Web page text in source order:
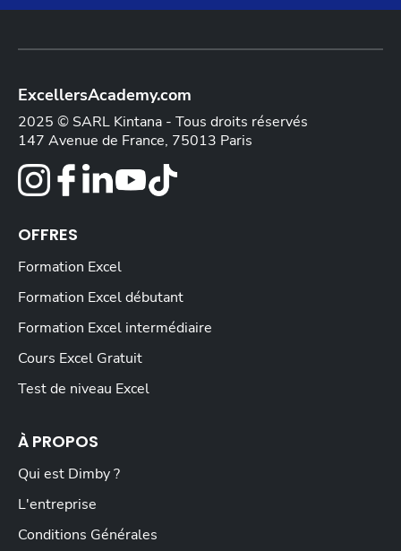
ExcellersAcademy.com
2025 © SARL Kintana - Tous droits réservés
147 Avenue de France, 75013 Paris
OFFRES
Formation Excel
Formation Excel débutant
Formation Excel intermédiaire
Cours Excel Gratuit
Test de niveau Excel
À PROPOS
Qui est Dimby ?
L'entreprise
Conditions Générales